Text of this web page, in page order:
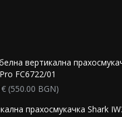
вертикална
FC6722/01
€ (550.00 BGN)
прахосмукачка Shark